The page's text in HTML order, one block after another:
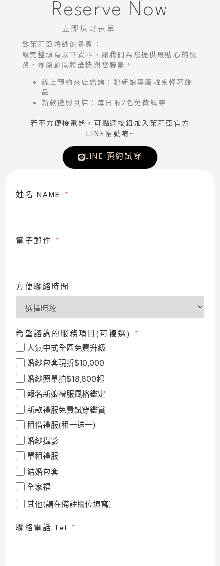
Reserve Now
立即填寫表單
致茱莉亞婚紗的貴賓：
請完整填寫以下資料，讓我們為您提供最貼心的服
務，專屬顧問將盡快與您聯繫。
線上預約來店諮詢：贈新娘專屬韓系輕奢飾
品
新款禮服到店：每日限2名免費試穿
若不方便接電話，可點選按鈕加入茱莉亞官方
LINE帳號唷~
LINE 預約試穿
姓名 NAME
電子郵件
方便聯絡時間
希望諮詢的服務項目(可複選)
人氣中式全區免費升級
婚紗包套現折$10,000
婚紗照單拍$18,800起
報名新娘禮服風格鑑定
新款禮服免費試穿鑑賞
租借禮服(租一送一)
婚紗攝影
單租禮服
結婚包套
全家福
其他(請在備註欄位填寫)
聯絡電話 Tel